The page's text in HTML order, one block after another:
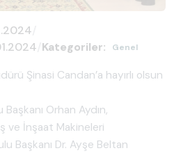
Kategoriler: Genel
Şinasi Candan’a hayırlı olsun
Orhan Aydın,
ve İnşaat Makineleri
Başkanı Dr. Ayşe Beltan